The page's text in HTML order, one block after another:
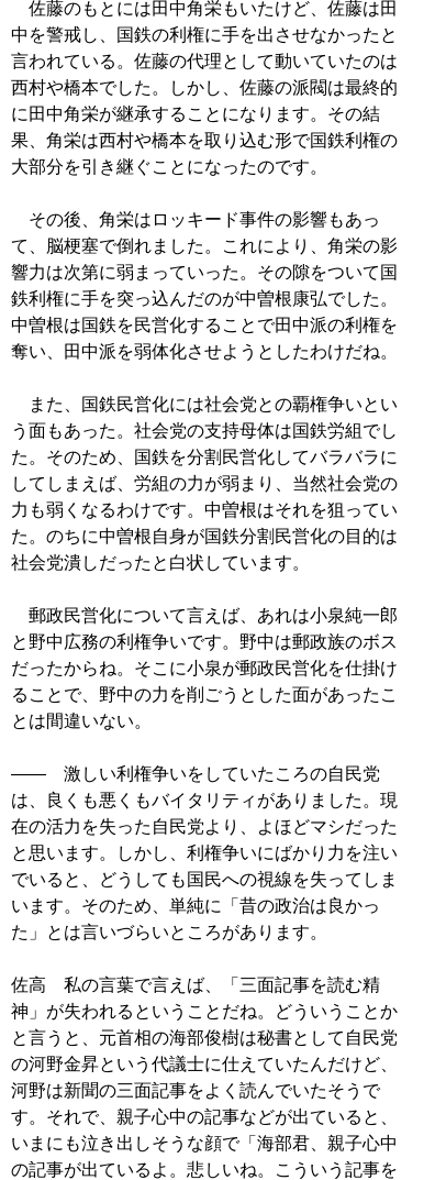
佐藤のもとには田中角栄もいたけど、佐藤は田
中を警戒し、国鉄の利権に手を出させなかったと
言われている。佐藤の代理として動いていたのは
西村や橋本でした。しかし、佐藤の派閥は最終的
に田中角栄が継承することになります。その結
果、角栄は西村や橋本を取り込む形で国鉄利権の
大部分を引き継ぐことになったのです。
その後、角栄はロッキード事件の影響もあっ
て、脳梗塞で倒れました。これにより、角栄の影
響力は次第に弱まっていった。その隙をついて国
鉄利権に手を突っ込んだのが中曽根康弘でした。
中曽根は国鉄を民営化することで田中派の利権を
奪い、田中派を弱体化させようとしたわけだね。
また、国鉄民営化には社会党との覇権争いとい
う面もあった。社会党の支持母体は国鉄労組でし
た。そのため、国鉄を分割民営化してバラバラに
してしまえば、労組の力が弱まり、当然社会党の
力も弱くなるわけです。中曽根はそれを狙ってい
た。のちに中曽根自身が国鉄分割民営化の目的は
社会党潰しだったと白状しています。
郵政民営化について言えば、あれは小泉純一郎
と野中広務の利権争いです。野中は郵政族のボス
だったからね。そこに小泉が郵政民営化を仕掛け
ることで、野中の力を削ごうとした面があったこ
とは間違いない。
―― 激しい利権争いをしていたころの自民党
は、良くも悪くもバイタリティがありました。現
在の活力を失った自民党より、よほどマシだった
と思います。しかし、利権争いにばかり力を注い
でいると、どうしても国民への視線を失ってしま
います。そのため、単純に「昔の政治は良かっ
た」とは言いづらいところがあります。
佐高 私の言葉で言えば、「三面記事を読む精
神」が失われるということだね。どういうことか
と言うと、元首相の海部俊樹は秘書として自民党
の河野金昇という代議士に仕えていたんだけど、
河野は新聞の三面記事をよく読んでいたそうで
す。それで、親子心中の記事などが出ていると、
いまにも泣き出しそうな顔で「海部君、親子心中
の記事が出ているよ。悲しいね。こういう記事を